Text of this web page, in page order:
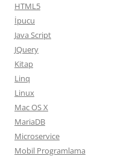
HTML5
İpucu
Java Script
JQuery
Kitap
Linq
Linux
Mac OS X
MariaDB
Microservice
Mobil Programlama